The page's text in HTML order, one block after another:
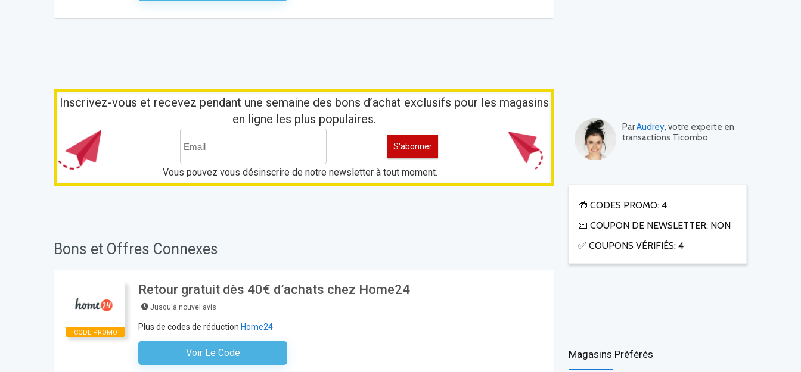
ParAudrey, votre experte en
transactions Ticombo
🎁 CODES PROMO: 4
📧 COUPON DE NEWSLETTER: NON
✅ COUPONS VÉRIFIÉS: 4
Magasins Préférés
Inscrivez-vous et recevez pendant une semaine des bons d’achat exclusifs pour les magasins
en ligne les plus populaires.
Vous pouvez vous désinscrire de notre newsletter à tout moment.
Bons et Offres Connexes
CODE PROMO
Retour gratuit dès 40€ d’achats chez Home24
Jusqu'à nouvel avis
Plus de codes de réduction Home24
Voir Le Code
Aucun Code N'est Nécessaire